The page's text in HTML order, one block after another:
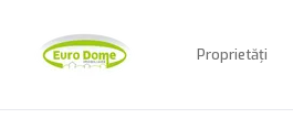
Proprietăți